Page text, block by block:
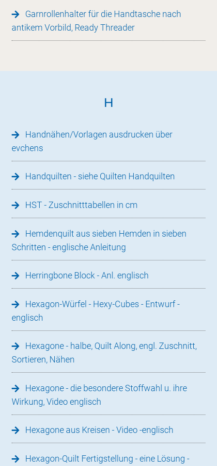
Garnrollenhalter für die Handtasche nach
antikem Vorbild, Ready Threader
H
Handnähen/Vorlagen ausdrucken über
evchens
Handquilten - siehe Quilten Handquilten
HST - Zuschnitttabellen in cm
Hemdenquilt aus sieben Hemden in sieben
Schritten - englische Anleitung
Herringbone Block - Anl. englisch
Hexagon-Würfel - Hexy-Cubes - Entwurf -
englisch
Hexagone - halbe, Quilt Along, engl. Zuschnitt,
Sortieren, Nähen
Hexagone - die besondere Stoffwahl u. ihre
Wirkung, Video englisch
Hexagone aus Kreisen - Video -englisch
Hexagon-Quilt Fertigstellung - eine Lösung -